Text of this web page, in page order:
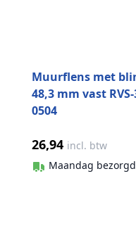
Muurflens met
48,3 mm vast
0504
26,94 incl. btw
Maandag bezorgd